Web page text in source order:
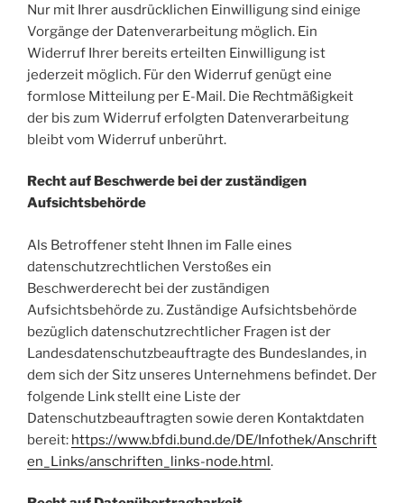
Nur mit Ihrer ausdrücklichen Einwilligung sind einige
Vorgänge der Datenverarbeitung möglich. Ein
Widerruf Ihrer bereits erteilten Einwilligung ist
jederzeit möglich. Für den Widerruf genügt eine
formlose Mitteilung per E-Mail. Die Rechtmäßigkeit
der bis zum Widerruf erfolgten Datenverarbeitung
bleibt vom Widerruf unberührt.
Recht auf Beschwerde bei der zuständigen
Aufsichtsbehörde
Als Betroffener steht Ihnen im Falle eines
datenschutzrechtlichen Verstoßes ein
Beschwerderecht bei der zuständigen
Aufsichtsbehörde zu. Zuständige Aufsichtsbehörde
bezüglich datenschutzrechtlicher Fragen ist der
Landesdatenschutzbeauftragte des Bundeslandes, in
dem sich der Sitz unseres Unternehmens befindet. Der
folgende Link stellt eine Liste der
Datenschutzbeauftragten sowie deren Kontaktdaten
bereit: https://www.bfdi.bund.de/DE/Infothek/Anschrift
en_Links/anschriften_links-node.html.